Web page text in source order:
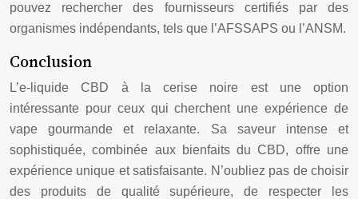
pouvez rechercher des fournisseurs certifiés par des
organismes indépendants, tels que l’AFSSAPS ou l’ANSM.
Conclusion
L’e-liquide CBD à la cerise noire est une option
intéressante pour ceux qui cherchent une expérience de
vape gourmande et relaxante. Sa saveur intense et
sophistiquée, combinée aux bienfaits du CBD, offre une
expérience unique et satisfaisante. N’oubliez pas de choisir
des produits de qualité supérieure, de respecter les